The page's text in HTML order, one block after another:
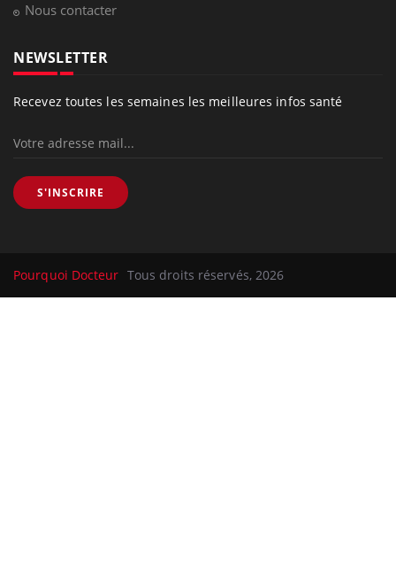
Nous contacter
NEWSLETTER
Recevez toutes les semaines les meilleures infos santé
S'INSCRIRE
Pourquoi Docteur Tous droits réservés, 2026